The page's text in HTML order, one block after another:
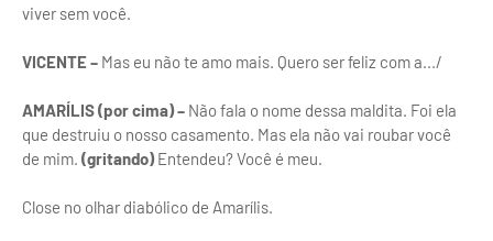
viver sem você.
VICENTE – Mas eu não te amo mais. Quero ser feliz com a.../
AMARÍLIS (por cima) – Não fala o nome dessa maldita. Foi ela
que destruiu o nosso casamento. Mas ela não vai roubar você
de mim. (gritando)Entendeu? Você é meu.
Close no olhar diabólico de Amarílis.